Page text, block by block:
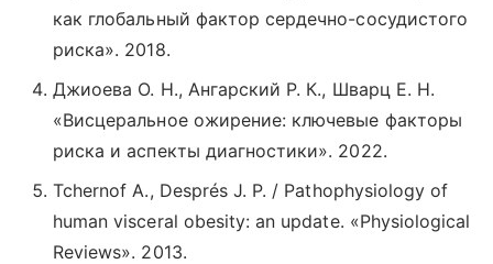
как глобальный фактор сердечно-сосудистого
риска». 2018.
Джиоева О. Н., Ангарский Р. К., Шварц Е. Н.
«Висцеральное ожирение: ключевые факторы
риска и аспекты диагностики». 2022.
Tchernof A., Després J. P. / Pathophysiology of
human visceral obesity: an update. «Physiological
Reviews». 2013.